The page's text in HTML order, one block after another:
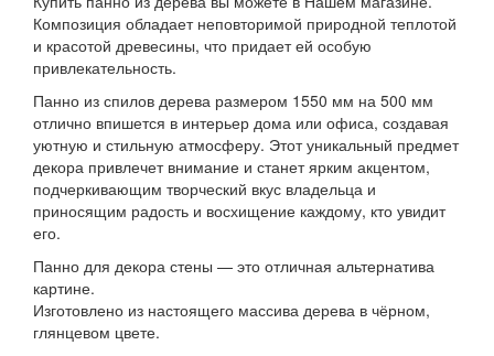
Композиция обладает неповторимой природной теплотой
и красотой древесины, что придает ей особую
привлекательность.
Панно из спилов дерева размером 1550 мм на 500 мм
отлично впишется в интерьер дома или офиса, создавая
уютную и стильную атмосферу. Этот уникальный предмет
декора привлечет внимание и станет ярким акцентом,
подчеркивающим творческий вкус владельца и
приносящим радость и восхищение каждому, кто увидит
его.
Панно для декора стены — это отличная альтернатива
картине.
Изготовлено из настоящего массива дерева в чёрном,
глянцевом цвете.